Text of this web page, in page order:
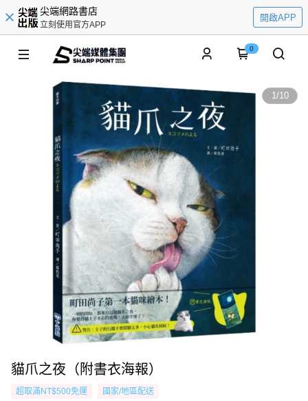
尖端網路書店
立刻使用官方APP
開啟APP
0
1/10
貓爪之夜（附書衣海報）
超取滿NT$500免運 國家/地區配送